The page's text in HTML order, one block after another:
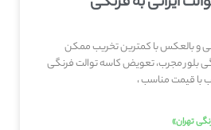
و بالعکس با کمترین تخریب ممکن
بلور مجرب، تعویض کاسه توالت فرنگی
با قیمت مناسب ،
تهران»